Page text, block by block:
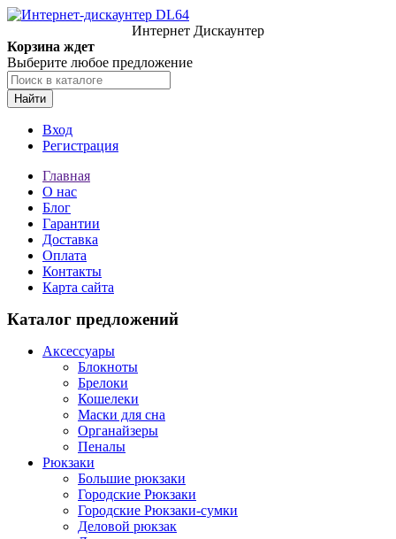
Интернет Дискаунтер
Корзина ждет
Выберите любое предложение
Найти
Вход
Регистрация
Главная
О нас
Блог
Гарантии
Доставка
Оплата
Контакты
Карта сайта
Каталог предложений
Аксессуары
Блокноты
Брелоки
Кошелеки
Маски для сна
Органайзеры
Пеналы
Рюкзаки
Большие рюкзаки
Городские Рюкзаки
Городские Рюкзаки-сумки
Деловой рюкзак